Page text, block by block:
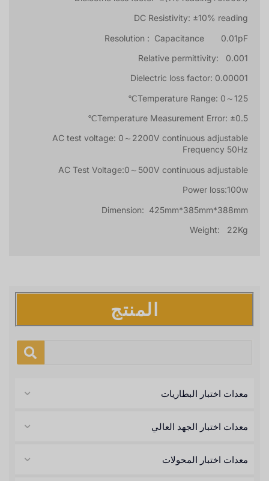
المنتج
معدات اختبار البطاريات
معدات اختبار الجهد العالي
معدات اختبار المحولات
DC Resistivity: ±10% reading
Resolution : Capacitance 0.01pF
Relative permittivity: 0.001
Dielectric loss factor: 0.00001
Temperature Range: 0～125℃
Temperature Measurement Error: ±0.5℃
AC test voltage: 0～2200V continuous adjustable
Frequency 50Hz
AC Test Voltage:0～500V continuous adjustable
Power loss:100w
Dimension: 425mm*385mm*388mm
Weight: 22Kg